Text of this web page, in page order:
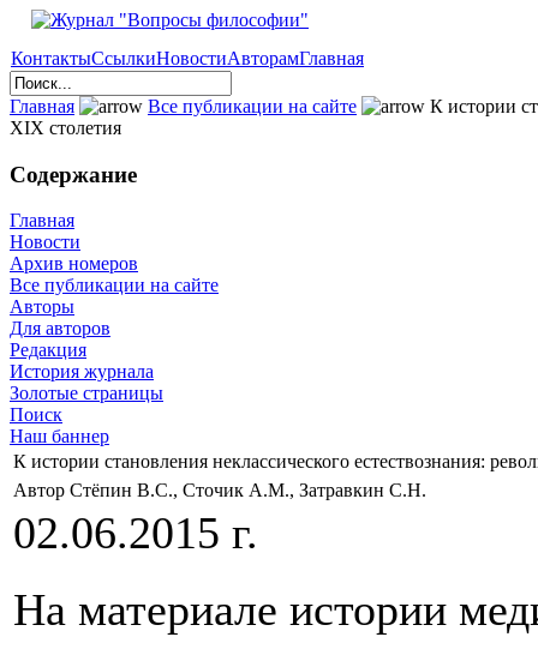
КонтактыСсылкиНовостиАвторамГлавная
Главная Все публикации на сайте
К истории
XIX столетия
Содержание
Главная
Новости
Архив номеров
Все публикации на сайте
Авторы
Для авторов
Редакция
История журнала
Золотые страницы
Поиск
Наш баннер
К истории становления неклассического естествознания:
Автор Стёпин В.С., Сточик А.М., Затравкин С.Н.
02.06.2015 г.
На материале истории